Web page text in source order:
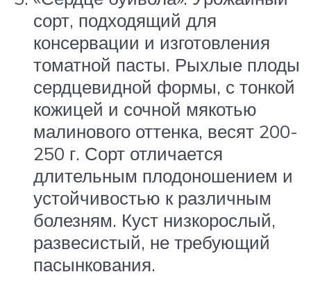
сорт, подходящий для
консервации и изготовления
томатной пасты. Рыхлые плоды
сердцевидной формы, с тонкой
кожицей и сочной мякотью
малинового оттенка, весят 200-
250 г. Сорт отличается
длительным плодоношением и
устойчивостью к различным
болезням. Куст низкорослый,
развесистый, не требующий
пасынкования.